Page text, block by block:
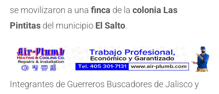
se movilizaron a una finca de la colonia Las
Pintitas del municipio El Salto.
Integrantes de Guerreros Buscadores de Jalisco y